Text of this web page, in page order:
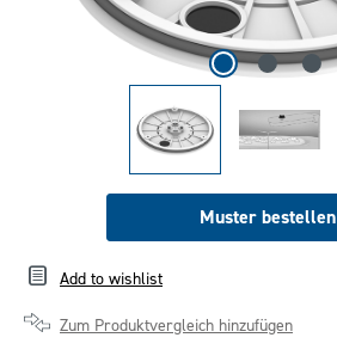
Muster bestellen
Add to wishlist
Zum Produktvergleich hinzufügen